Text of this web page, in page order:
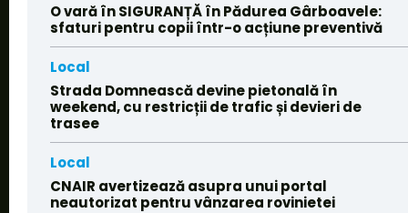
O vară în SIGURANȚĂ în Pădurea Gârboavele:
sfaturi pentru copii într-o acțiune preventivă
Local
Strada Domnească devine pietonală în
weekend, cu restricții de trafic și devieri de
trasee
Local
CNAIR avertizează asupra unui portal
neautorizat pentru vânzarea rovinietei